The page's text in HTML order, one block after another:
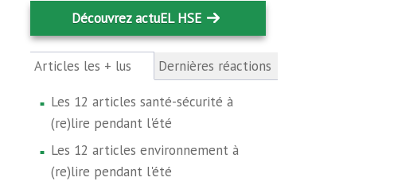
Découvrez actuEL HSE
Articles les + lus (onglet
actif)
Dernières réactions
Les 12 articles santé-sécurité à
(re)lire pendant l'été
Les 12 articles environnement à
(re)lire pendant l'été